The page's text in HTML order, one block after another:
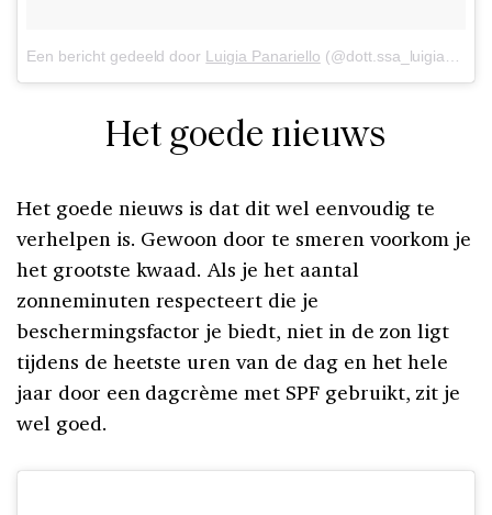
Een bericht gedeeld door Luigia Panariello (@dott.ssa_luigia_panariello) op
Het goede nieuws
Het goede nieuws is dat dit wel eenvoudig te
verhelpen is. Gewoon door te smeren voorkom je
het grootste kwaad. Als je het aantal
zonneminuten respecteert die je
beschermingsfactor je biedt, niet in de zon ligt
tijdens de heetste uren van de dag en het hele
jaar door een dagcrème met SPF gebruikt, zit je
wel goed.